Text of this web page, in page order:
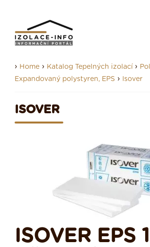
› Home › Katalog Tepelných izolací ›
Expandovaný polystyren, EPS › Isover
ISOVER
ISOVER EPS